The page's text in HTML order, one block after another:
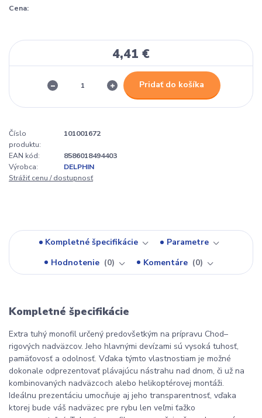
Cena:
4,41 €
Pridať do košíka
Číslo
produktu:
101001672
EAN kód:
8586018494403
Výrobca:
DELPHIN
Strážiť cenu / dostupnosť
Kompletné špecifikácie
Parametre
Hodnotenie
0 Komentáre 0
Kompletné špecifikácie
Extra tuhý monofil určený predovšetkým na prípravu Chod–
rigových nadväzcov. Jeho hlavnými devízami sú vysoká tuhosť,
pamäťovosť a odolnosť. Vďaka týmto vlastnostiam je možné
dokonale odprezentovať plávajúcu nástrahu nad dnom, či už na
kombinovaných nadväzcoch alebo helikoptérovej montáži.
Ideálnu prezentáciu umocňuje aj jeho transparentnosť, vďaka
ktorej bude váš nadväzec pre rybu len veľmi ťažko